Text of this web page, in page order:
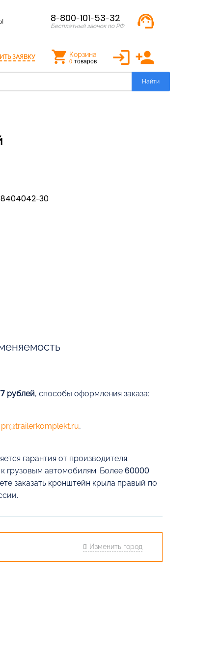
8-800-101-53-32
Бесплатный звонок по РФ support_agent
ЗАЯВКУ Корзина
0 товаров login person_add
Найти
30
рублей, способы оформления заказа:
pr@trailerkomplekt.ru,
гарантия от производителя.
грузовым автомобилям. Более 60000
заказать кронштейн крыла правый по
Изменить город